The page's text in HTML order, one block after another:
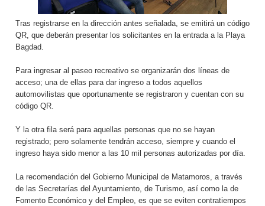
Tras registrarse en la dirección antes señalada, se emitirá un código
QR, que deberán presentar los solicitantes en la entrada a la Playa
Bagdad.
Para ingresar al paseo recreativo se organizarán dos líneas de
acceso; una de ellas para dar ingreso a todos aquellos
automovilistas que oportunamente se registraron y cuentan con su
código QR.
Y la otra fila será para aquellas personas que no se hayan
registrado; pero solamente tendrán acceso, siempre y cuando el
ingreso haya sido menor a las 10 mil personas autorizadas por día.
La recomendación del Gobierno Municipal de Matamoros, a través
de las Secretarías del Ayuntamiento, de Turismo, así como la de
Fomento Económico y del Empleo, es que se eviten contratiempos